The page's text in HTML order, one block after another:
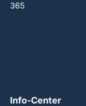
365
Info-Center